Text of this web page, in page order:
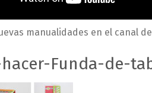
manualidades en el canal de
hacer-Funda-de-